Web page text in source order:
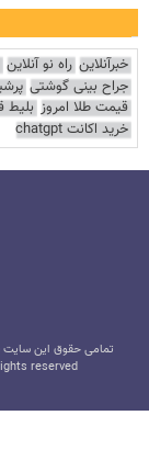
خبرآنلاین راه نو آنلاین
جراح بینی گوشتی
قیمت طلا امروز بلیط
خرید اکانت chatgpt
تمامی حقوق این سایت
reserved